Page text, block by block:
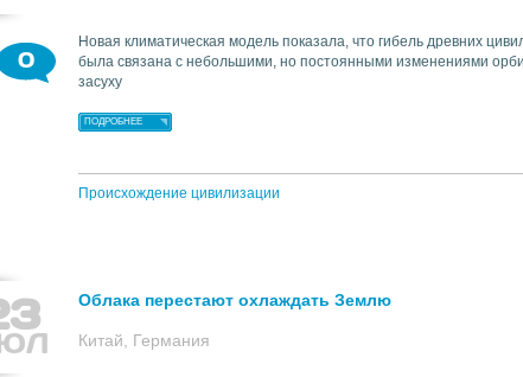
0
Новая климатическая модель показала, что гибель древних
была связана с небольшими, но постоянными изменениями
засуху
ПОДРОБНЕЕ
Происхождение цивилизации
Облака перестают охлаждать Землю
Китай, Германия